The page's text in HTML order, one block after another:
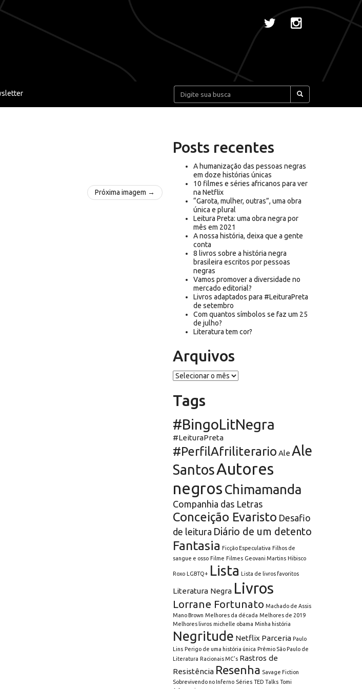
Pesquisar:
Próxima imagem →
Posts recentes
A humanização das pessoas negras
em doze histórias únicas
10 filmes e séries africanos para ver
na Netflix
“Garota, mulher, outras”, uma obra
única e plural
Leitura Preta: uma obra negra por
mês em 2021
A nossa história, deixa que a gente
conta
8 livros sobre a história negra
brasileira escritos por pessoas
negras
Vamos promover a diversidade no
mercado editorial?
Livros adaptados para #LeituraPreta
de setembro
Com quantos símbolos se faz um 25
de julho?
Literatura tem cor?
Arquivos
Arquivos
Tags
#BingoLitNegra
#LeituraPreta
#PerfilAfriliterario Ale Ale
SantosAutores
negros Chimamanda
Companhia das Letras
Conceição Evaristo Desafio
de leitura Diário de um detento
Fantasia Ficção Especulativa Filhos de
sangue e osso Filme Filmes Geovani Martins Hibisco
Roxo LGBTQ+ Lista Lista de livros favoritos
Literatura Negra Livros
Lorrane Fortunato Machado de Assis
Mano Brown Melhores da década Melhores de 2019
Melhores livros michelle obama Minha história
Negritude Netflix Parceria Paulo
Lins Perigo de uma história única Prêmio São Paulo de
Literatura Racionais MC's Rastros de
Resistência Resenha Savage Fiction
Sobrevivendo no Inferno Séries TED Talks Tomi